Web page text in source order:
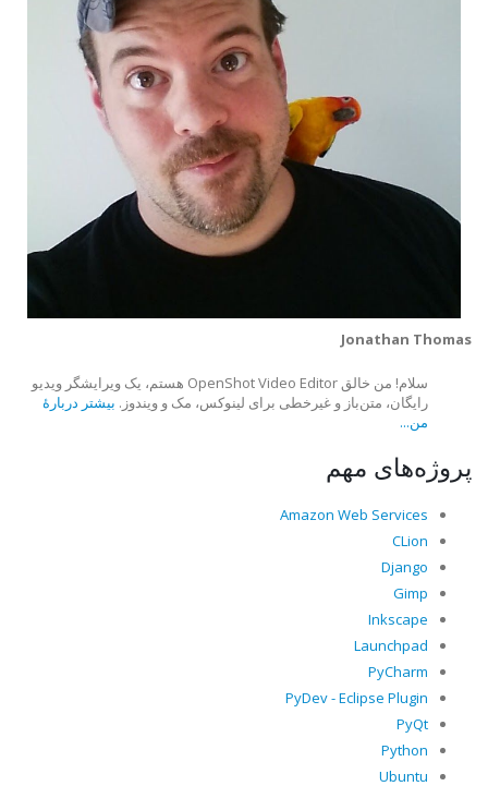
Jonathan Thomas
سلام! من خالق OpenShot Video Editor هستم، یک ویرایشگر ویدیو
رایگان، متن‌باز و غیرخطی برای لینوکس، مک و ویندوز. بیشتر دربارهٔ
من...
پروژه‌های مهم
Amazon Web Services
CLion
Django
Gimp
Inkscape
Launchpad
PyCharm
PyDev - Eclipse Plugin
PyQt
Python
Ubuntu